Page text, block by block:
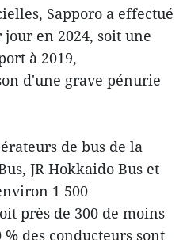
Sapporo a effectué
jour en 2024, soit une
à 2019,
d'une grave pénurie
de bus de la
JR Hokkaido Bus et
1 500
près de 300 de moins
des conducteurs sont